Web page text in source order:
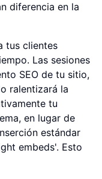
diferencia en la
tus clientes
Las sesiones
SEO de tu sitio,
ralentizará la
tu
en lugar de
estándar
embeds'. Esto